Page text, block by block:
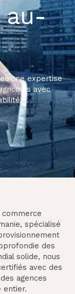
au-
une expertise
avec
spécialisé
des
solide, nous
avec des
agences
entier.